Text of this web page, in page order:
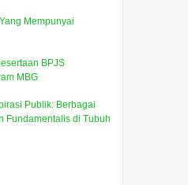
Mempunyai
BPJS
MBG
Publik: Berbagai
Fundamentalis di Tubuh